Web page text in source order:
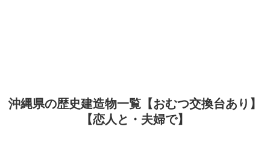
沖縄県の歴史建造物一覧【おむつ交換台あり】
【恋人と・夫婦で】